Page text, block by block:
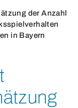
der Anzahl
in Bayern